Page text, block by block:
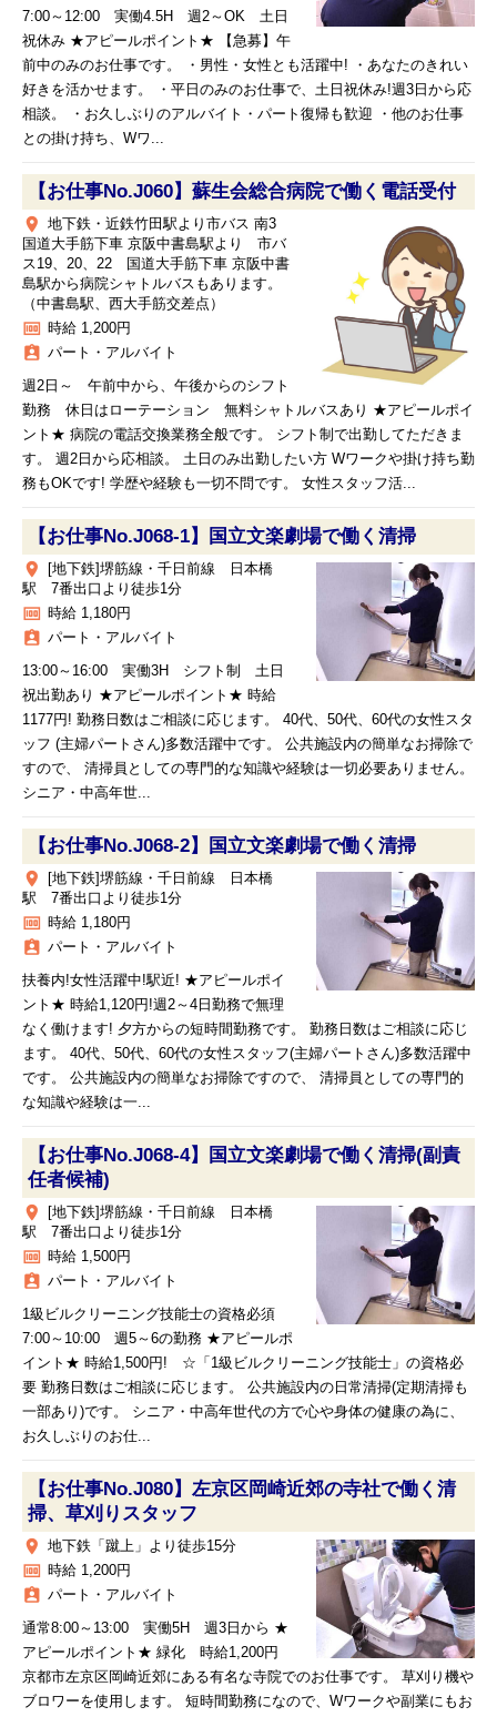
7:00～12:00 実働4.5H 週2～OK 土日
祝休み ★アピールポイント★ 【急募】午
前中のみのお仕事です。 ・男性・女性とも活躍中! ・あなたのきれい
好きを活かせます。 ・平日のみのお仕事で、土日祝休み!週3日から応
相談。 ・お久しぶりのアルバイト・パート復帰も歓迎 ・他のお仕事
との掛け持ち、Wワ...
【お仕事No.J060】蘇生会総合病院で働く電話受付
place
地下鉄・近鉄竹田駅より市バス 南3
国道大手筋下車 京阪中書島駅より 市バ
ス19、20、22 国道大手筋下車 京阪中書
島駅から病院シャトルバスもあります。
（中書島駅、西大手筋交差点）
money 時給 1,200円
assignment_ind パート・アルバイト
週2日～ 午前中から、午後からのシフト
勤務 休日はローテーション 無料シャトルバスあり ★アピールポイ
ント★ 病院の電話交換業務全般です。 シフト制で出勤してただきま
す。 週2日から応相談。 土日のみ出勤したい方 Wワークや掛け持ち勤
務もOKです! 学歴や経験も一切不問です。 女性スタッフ活...
【お仕事No.J068-1】国立文楽劇場で働く清掃
place
[地下鉄]堺筋線・千日前線 日本橋
駅 7番出口より徒歩1分
money 時給 1,180円
assignment_ind パート・アルバイト
13:00～16:00 実働3H シフト制 土日
祝出勤あり ★アピールポイント★ 時給
1177円! 勤務日数はご相談に応じます。 40代、50代、60代の女性スタ
ッフ (主婦パートさん)多数活躍中です。 公共施設内の簡単なお掃除で
すので、 清掃員としての専門的な知識や経験は一切必要ありません。
シニア・中高年世...
【お仕事No.J068-2】国立文楽劇場で働く清掃
place
[地下鉄]堺筋線・千日前線 日本橋
駅 7番出口より徒歩1分
money 時給 1,180円
assignment_ind パート・アルバイト
扶養内!女性活躍中!駅近! ★アピールポイ
ント★ 時給1,120円!週2～4日勤務で無理
なく働けます! 夕方からの短時間勤務です。 勤務日数はご相談に応じ
ます。 40代、50代、60代の女性スタッフ(主婦パートさん)多数活躍中
です。 公共施設内の簡単なお掃除ですので、 清掃員としての専門的
な知識や経験は一...
【お仕事No.J068-4】国立文楽劇場で働く清掃(副責
任者候補)
place
[地下鉄]堺筋線・千日前線 日本橋
駅 7番出口より徒歩1分
money 時給 1,500円
assignment_ind パート・アルバイト
1級ビルクリーニング技能士の資格必須
7:00～10:00 週5～6の勤務 ★アピールポ
イント★ 時給1,500円! ☆「1級ビルクリーニング技能士」の資格必
要 勤務日数はご相談に応じます。 公共施設内の日常清掃(定期清掃も
一部あり)です。 シニア・中高年世代の方で心や身体の健康の為に、
お久しぶりのお仕...
【お仕事No.J080】左京区岡崎近郊の寺社で働く清
掃、草刈りスタッフ
place 地下鉄「蹴上」より徒歩15分
money 時給 1,200円
assignment_ind パート・アルバイト
通常8:00～13:00 実働5H 週3日から ★
アピールポイント★ 緑化 時給1,200円
京都市左京区岡崎近郊にある有名な寺院でのお仕事です。 草刈り機や
ブロワーを使用します。 短時間勤務になので、Wワークや副業にもお